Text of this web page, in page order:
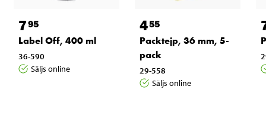
795
Label Off, 400 ml
36-590
Säljs online
455
Packtejp, 36 mm, 5-
pack
29-558
Säljs online